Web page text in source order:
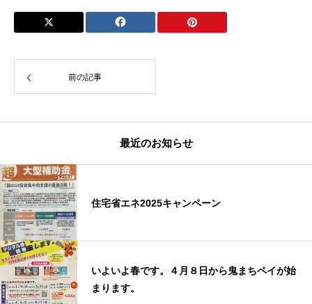
前の記事
最近のお知らせ
住宅省エネ2025キャンペーン
いよいよ春です。４月８日から鬼まちペイが始
まります。